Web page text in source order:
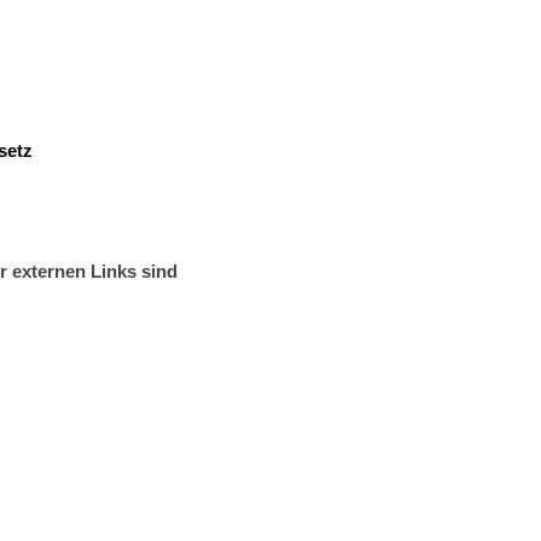
externen Links sind